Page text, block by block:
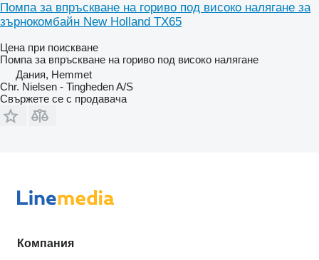
Помпа за впръскване на гориво под високо налягане за
зърнокомбайн New Holland TX65
Цена при поискване
Помпа за впръскване на гориво под високо налягане
Дания, Hemmet
Chr. Nielsen - Tingheden A/S
Свържете се с продавача
Компания